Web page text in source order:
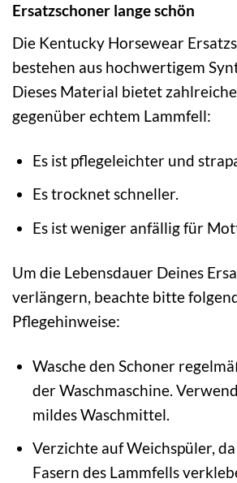
Ersatzschoner lange schön
Die Kentucky Horsewear
bestehen aus hochwertigem
Dieses Material bietet
gegenüber echtem Lammfell:
Es ist pflegeleichter und
Es trocknet schneller.
Es ist weniger anfällig für
Um die Lebensdauer Deines
verlängern, beachte bitte
Pflegehinweise:
Wasche den Schoner
der Waschmaschine.
mildes Waschmittel.
Verzichte auf Weichspüler,
Fasern des Lammfells